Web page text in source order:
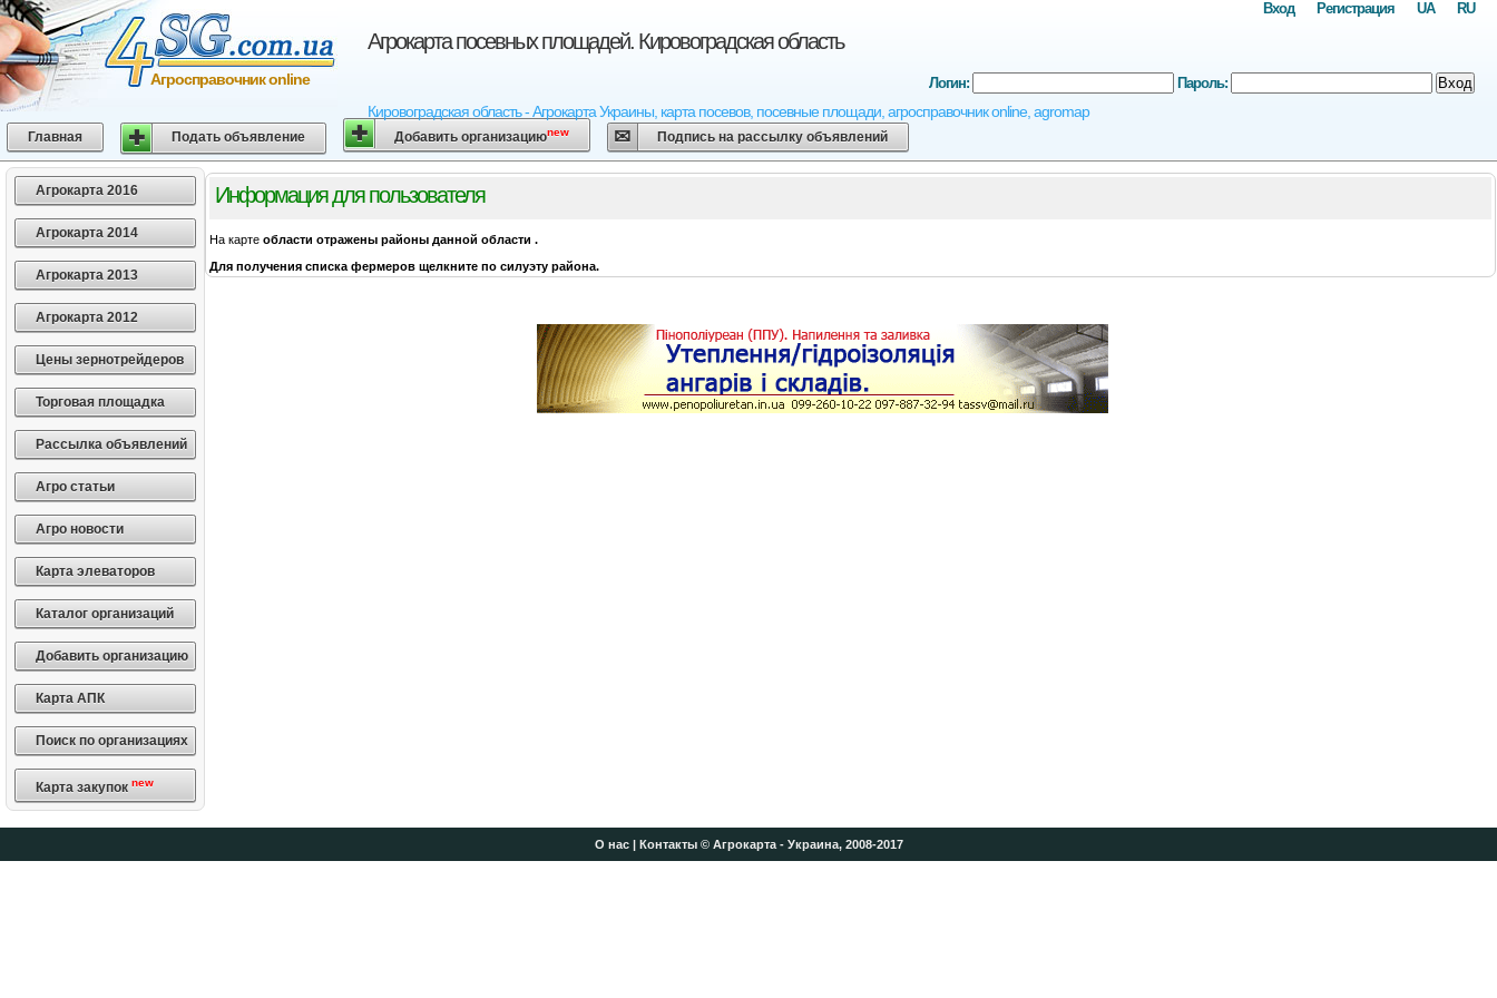
Агрокарта посевных площадей. Кировоградская область
Кировоградская область - Агрокарта Украины, карта посевов, посевные площади, агросправочник online, agromap
Агросправочник online
RU
UA
Регистрация
Вход
Логин: Пароль: Вход
Главная Подать объявление Добавить организациюnew Подпись на рассылку объявлений
Агрокарта 2016
Агрокарта 2014
Агрокарта 2013
Агрокарта 2012
Цены зернотрейдеров
Торговая площадка
Рассылка объявлений
Агро статьи
Агро новости
Карта элеваторов
Каталог организаций
Добавить организацию
Карта АПК
Поиск по организациях
Карта закупок new
Информация для пользователя
На карте области отражены районы данной области .
Для получения списка фермеров щелкните по силуэту района.
О нас| Контакты© Агрокарта - Украина, 2008-2017